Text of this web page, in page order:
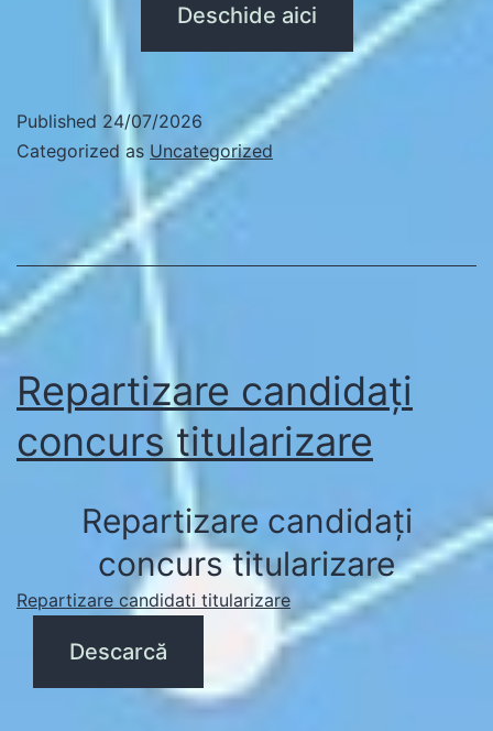
Deschide aici
Published 24/07/2026
Categorized as Uncategorized
Repartizare candidați
concurs titularizare
Repartizare candidați
concurs titularizare
Repartizare candidati titularizare
Descarcă